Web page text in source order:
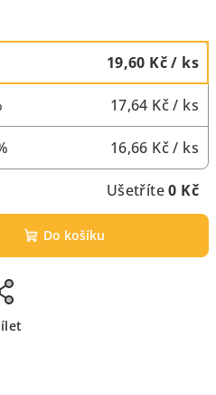
19,60 Kč/ ks
17,64 Kč/ ks
16,66 Kč/ ks
Ušetříte0 Kč
Do košíku